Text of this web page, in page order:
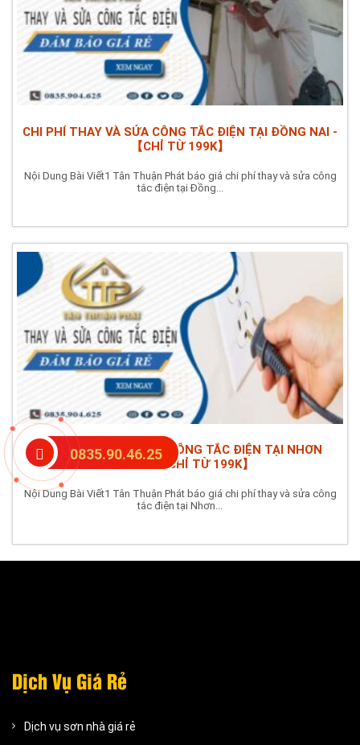
CHI PHÍ THAY VÀ SỬA CÔNG TẮC ĐIỆN TẠI ĐỒNG NAI -
【CHỈ TỪ 199K】
Nội Dung Bài Viết1 Tân Thuận Phát báo giá chi phí thay và sửa công
tắc điện tại Đồng...
CHI PHÍ THAY VÀ SỬA CÔNG TẮC ĐIỆN TẠI NHƠN
TRẠCH -【CHỈ TỪ 199K】
Nội Dung Bài Viết1 Tân Thuận Phát báo giá chi phí thay và sửa công
tắc điện tại Nhơn...
Dịch Vụ Giá Rẻ
Dịch vụ sơn nhà giá rẻ
0835.90.46.25